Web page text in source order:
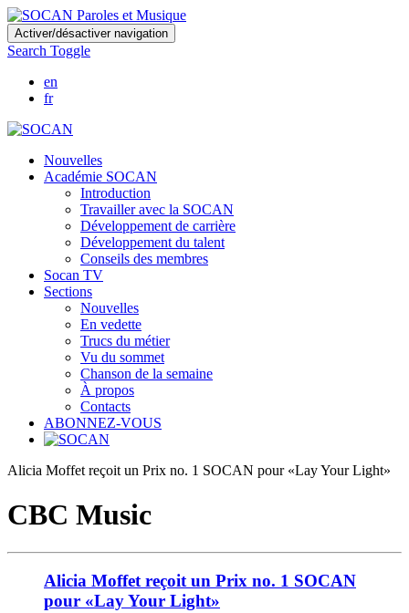
Skip
to
main
content
Activer/désactiver navigation
Search Toggle
en
fr
Nouvelles
Académie SOCAN
Introduction
Travailler avec la SOCAN
Développement de carrière
Développement du talent
Conseils des membres
Socan TV
Sections
Nouvelles
En vedette
Trucs du métier
Vu du sommet
Chanson de la semaine
À propos
Contacts
ABONNEZ-VOUS
Alicia Moffet reçoit un Prix no. 1 SOCAN pour «Lay Your Light»
CBC Music
Alicia Moffet reçoit un Prix no. 1 SOCAN
pour «Lay Your Light»